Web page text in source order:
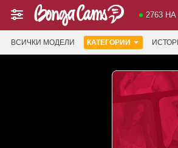
2763
ВСИЧКИ МОДЕЛИ КАТЕГОРИИ